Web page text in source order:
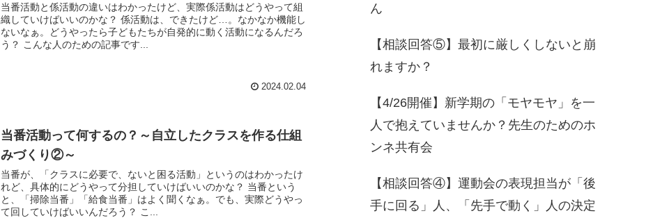
当番活動と係活動の違いはわかったけど、実際係活動はどうやって組
織していけばいいのかな？ 係活動は、できたけど…。なかなか機能し
ないなぁ。どうやったら子どもたちが自発的に動く活動になるんだろ
う？ こんな人のための記事です...
2024.02.04
当番活動って何するの？～自立したクラスを作る仕組
みづくり②～
当番が、「クラスに必要で、ないと困る活動」というのはわかったけ
れど、具体的にどうやって分担していけばいいのかな？ 当番という
と、「掃除当番」「給食当番」はよく聞くなぁ。でも、実際どうやっ
て回していけばいいんだろう？ こ...
ん
【相談回答⑤】最初に厳しくしないと崩
れますか？
【4/26開催】新学期の「モヤモヤ」を一
人で抱えていませんか？先生のためのホ
ンネ共有会
【相談回答④】運動会の表現担当が「後
手に回る」人、「先手で動く」人の決定